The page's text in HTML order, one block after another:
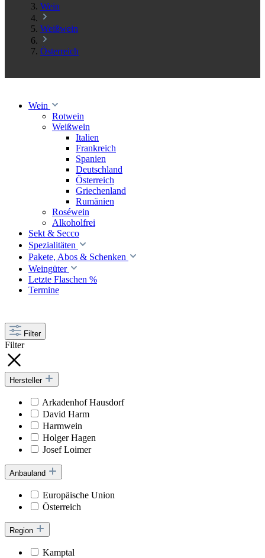
Wein
Weißwein
Österreich
Wein
Rotwein
Weißwein
Italien
Frankreich
Spanien
Deutschland
Österreich
Griechenland
Rumänien
Roséwein
Alkoholfrei
Sekt & Secco
Spezialitäten
Pakete, Abos & Schenken
Weingüter
Letzte Flaschen %
Termine
Filter
Filter
Hersteller
Arkadenhof Hausdorf
David Harm
Harmwein
Holger Hagen
Josef Loimer
Anbauland
Europäische Union
Österreich
Region
Kamptal